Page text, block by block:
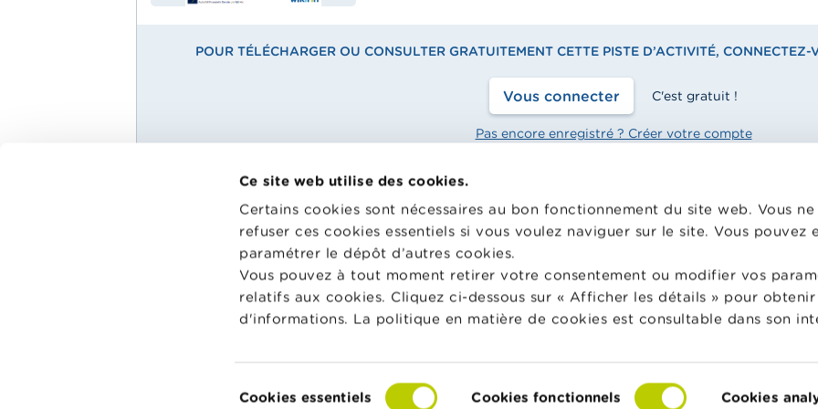
Ce site web utilise des cookies.
Certains cookies sont nécessaires au bon fonctionnement du site web. Vous
refuser ces cookies essentiels si vous voulez naviguer sur le site. Vous pouvez
paramétrer le dépôt d’autres cookies.
Vous pouvez à tout moment retirer votre consentement ou modifier vos
relatifs aux cookies. Cliquez ci-dessous sur « Afficher les détails » pour
d'informations. La politique en matière de cookies est consultable dans son
Cookies essentiels Cookies fonctionnels Cookies
POUR TÉLÉCHARGER OU CONSULTER GRATUITEMENT CETTE PISTE D’ACTIVITÉ,
Vous connecter C'est gratuit !
Pas encore enregistré ? Créer votre compte
Matériel pédagogique
Wikifin School met gratuitement à
disposition des enseignants du matériel
pédagogique varié et des formations pour
les aider à faire de l’éducation financière
et à la consommation responsable en
classe.
Wikifin.be est un site internet
Il met gratuitement à votre
une information
pratique. Il est sans aucun lien